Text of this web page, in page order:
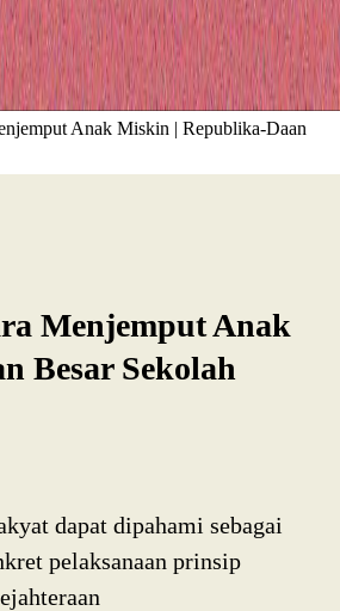
Anak Miskin | Republika-Daan
Menjemput Anak
Besar Sekolah
dapat dipahami sebagai
pelaksanaan prinsip